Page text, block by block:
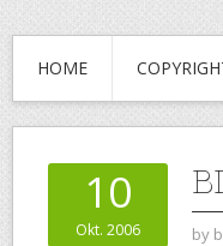
HOME
10
Okt. 2006 by